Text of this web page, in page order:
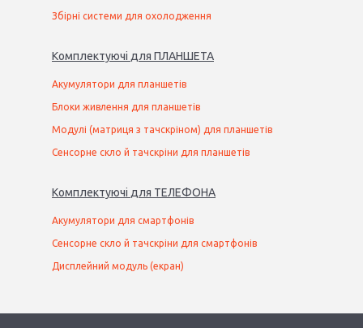
Збірні системи для охолодження
Комплектуючі для ПЛАНШЕТА
Акумулятори для планшетів
Блоки живлення для планшетів
Модулі (матриця з тачскріном) для планшетів
Сенсорне скло й тачскріни для планшетів
Комплектуючі для ТЕЛЕФОНА
Акумулятори для смартфонів
Сенсорне скло й тачскріни для смартфонів
Дисплейний модуль (екран)